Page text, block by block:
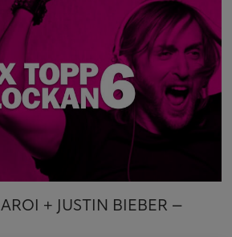
+ JUSTIN BIEBER –